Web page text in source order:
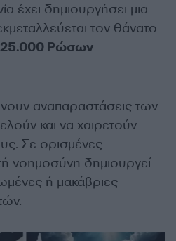
έχει δημιουργήσει μια
τον θάνατο
Ρώσων
αναπαραστάσεις των
και να χαιρετούν
Σε ορισμένες
νοημοσύνη δημιουργεί
ή μακάβριες